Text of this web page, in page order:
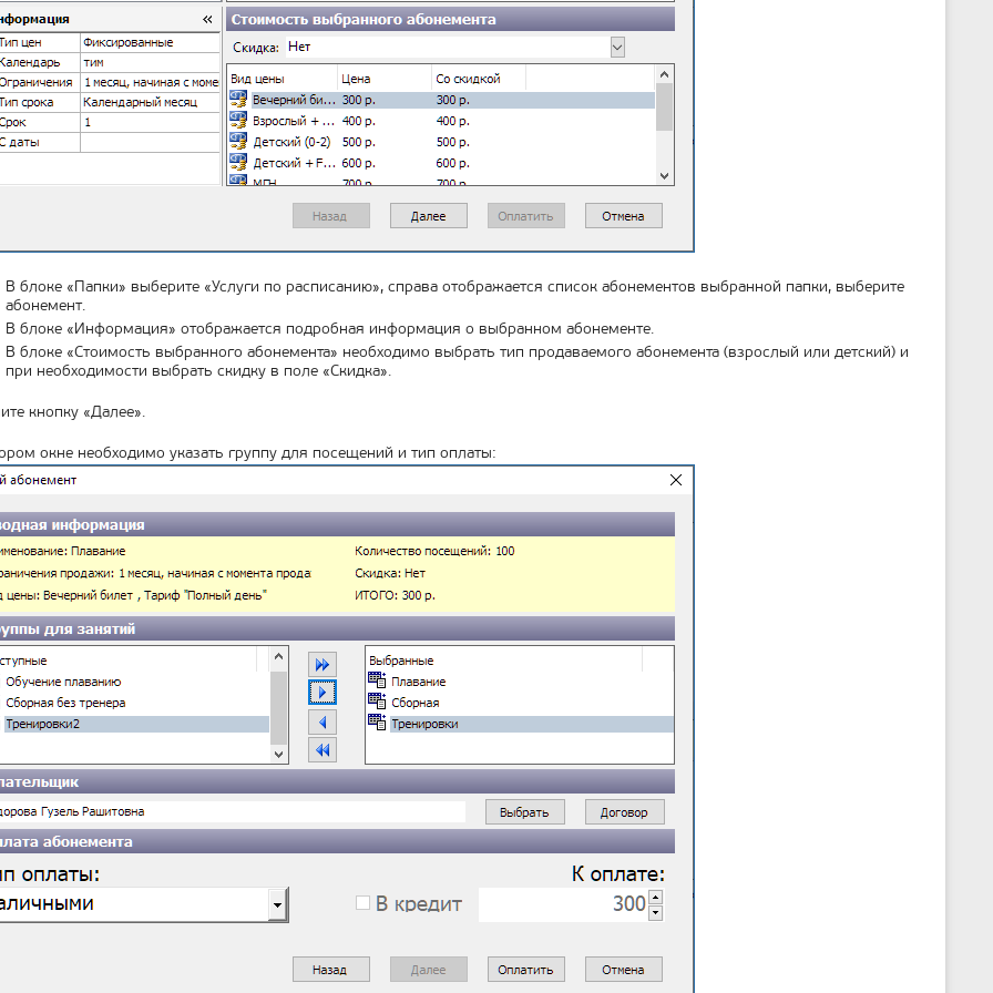
В блоке «Папки» выберите «Услуги по расписанию», справа отображается список абонементов выбранной папки, выберите
абонемент.
В блоке «Информация» отображается подробная информация о выбранном абонементе.
В блоке «Стоимость выбранного абонемента» необходимо выбрать тип продаваемого абонемента (взрослый или детский) и
при необходимости выбрать скидку в поле «Скидка».
кнопку «Далее».
окне необходимо указать группу для посещений и тип оплаты: